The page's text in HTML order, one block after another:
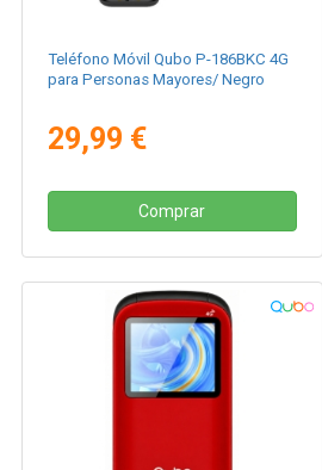
Teléfono Móvil Qubo P-186BKC 4G
para Personas Mayores/ Negro
29,99 €
Comprar